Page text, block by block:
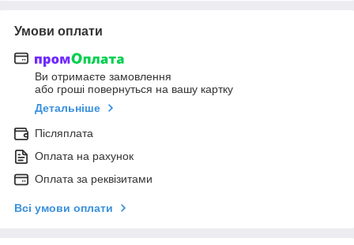
Умови оплати
Ви отримаєте замовлення
або гроші повернуться на вашу картку
Детальніше
Післяплата
Оплата на рахунок
Оплата за реквізитами
Всі умови оплати